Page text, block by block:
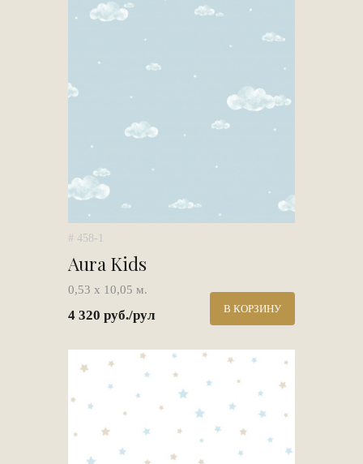
# 458-1
Aura Kids
0,53 х 10,05 м.
4 320 руб./рул В КОРЗИНУ